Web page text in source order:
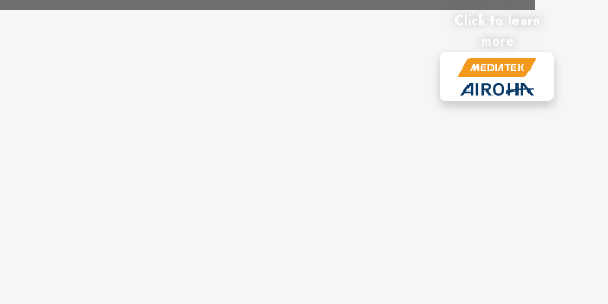
Click to learn
more